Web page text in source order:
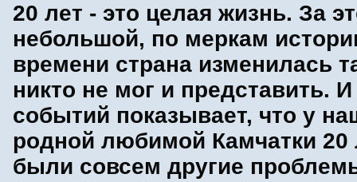
20 лет - это целая жизнь. За
небольшой, по меркам
времени страна изменилась
никто не мог и представить.
событий показывает, что у
родной любимой Камчатки 20
были совсем другие